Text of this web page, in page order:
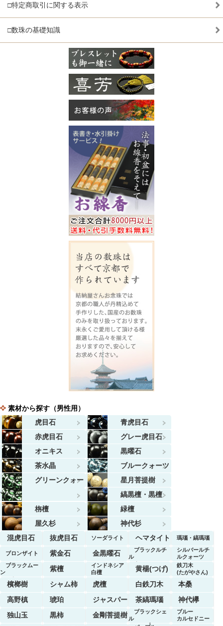
□特定商取引に関する表示
□数珠の基礎知識
素材から探す（男性用）
虎目石
青虎目石
赤虎目石
グレー虎目石
オニキス
黒曜石
茶水晶
ブルークォーツ
グリーンクォー
ツ
星月菩提樹
縞黒檀・黒檀
栴檀
緑檀
屋久杉
神代杉
混虎目石
抜虎目石 ソーダライト ヘマタイト 瑪瑙・縞瑪瑙
ブロンザイト 紫金石 金黒曜石
ブラックルチ
ル
クォーツ
シルバールチ
ルクォーツ
ブラックムー
ン
ストーン
紫檀
インドネシア
白檀
黄楊(つげ)
鉄刀木
(たがやさん)
檳榔樹 シャム柿 虎檀 白鉄刀木
本桑
高野槙
琥珀 ジャスパー 茶縞瑪瑙
神代欅
独山玉
黒柿 金剛菩提樹
ブラックシェ
ル
ブルー
カルセドニー